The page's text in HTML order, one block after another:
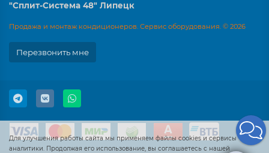
Для улучшения работы сайта мы применяем файлы cookies и сервисы
аналитики. Продолжая его использование, вы соглашаетесь с нашей
"Сплит-Система 48" Липецк
Продажа и монтаж кондиционеров. Сервис оборудования. © 2026
Перезвонить мне